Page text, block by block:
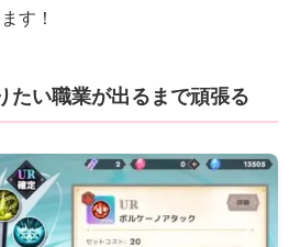
す！
たい職業が出るまで頑張る